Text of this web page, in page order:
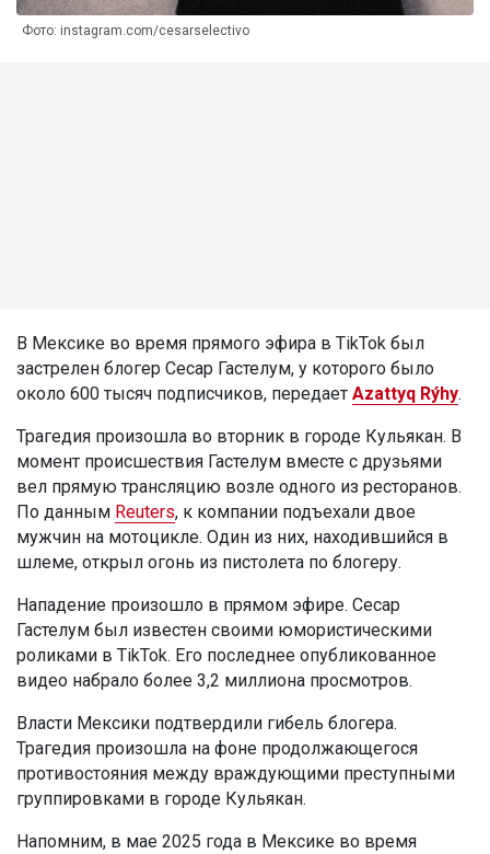
Фото: instagram.com/cesarselectivo
В Мексике во время прямого эфира в TikTok был
застрелен блогер Сесар Гастелум, у которого было
около 600 тысяч подписчиков, передает Azattyq Rýhy.
Трагедия произошла во вторник в городе Кульякан. В
момент происшествия Гастелум вместе с друзьями
вел прямую трансляцию возле одного из ресторанов.
По данным Reuters, к компании подъехали двое
мужчин на мотоцикле. Один из них, находившийся в
шлеме, открыл огонь из пистолета по блогеру.
Нападение произошло в прямом эфире. Сесар
Гастелум был известен своими юмористическими
роликами в TikTok. Его последнее опубликованное
видео набрало более 3,2 миллиона просмотров.
Власти Мексики подтвердили гибель блогера.
Трагедия произошла на фоне продолжающегося
противостояния между враждующими преступными
группировками в городе Кульякан.
Напомним, в мае 2025 года в Мексике во время